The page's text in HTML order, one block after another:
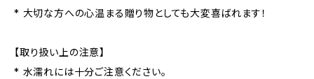
* 大切な方への心温まる贈り物としても大変喜ばれます！
【取り扱い上の注意】
* 水濡れには十分ご注意ください。